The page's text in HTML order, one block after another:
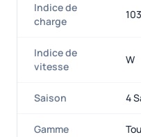
Indice de
charge
103
Indice de
vitesse
W
Saison 4
Gamme